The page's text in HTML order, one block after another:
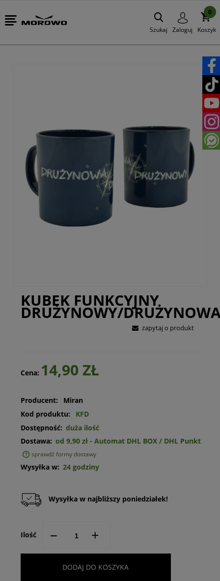
Szukaj Zaloguj Koszyk
0
KUBEK FUNKCYJNY
DRUŻYNOWY/
zapytaj o produkt
Cena: 14,90 ZŁ
Producent:
Miran
Kod produktu:
KFD
Dostępność: duża ilość
Dostawa: od 9,90 zł - Automat DHL BOX / DHL Punkt
sprawdź formy dostawy
Wysyłka w: 24 godziny
Wysyłka w najbliższy poniedziałek!
Ilość -- +
DODAJ DO KOSZYKA